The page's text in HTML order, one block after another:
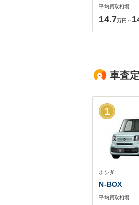
平均買取相場
14.7万円～
車査
ホンダ
N-BOX
平均買取相場
1